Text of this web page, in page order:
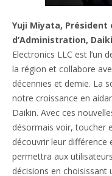
Yuji Miyata, Président
d’Administration,
Electronics LLC est l’un
la région et collabore
décennies et demie. La
notre croissance en
Daikin. Avec ces
désormais voir, toucher
découvrir leur différence
permettra aux
décisions en